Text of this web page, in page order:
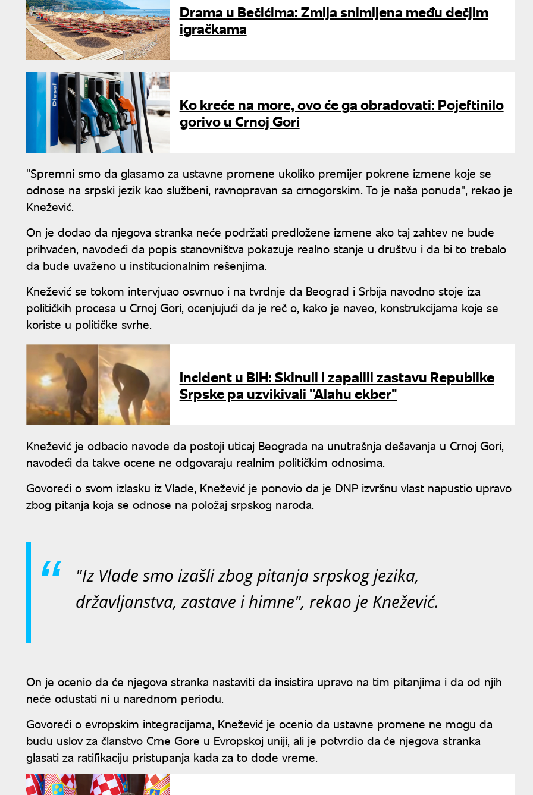
Drama u Bečićima: Zmija snimljena među dečjim
igračkama
Ko kreće na more, ovo će ga obradovati: Pojeftinilo
gorivo u Crnoj Gori
"Spremni smo da glasamo za ustavne promene ukoliko premijer pokrene izmene koje se
odnose na srpski jezik kao službeni, ravnopravan sa crnogorskim. To je naša ponuda", rekao je
Knežević.
On je dodao da njegova stranka neće podržati predložene izmene ako taj zahtev ne bude
prihvaćen, navodeći da popis stanovništva pokazuje realno stanje u društvu i da bi to trebalo
da bude uvaženo u institucionalnim rešenjima.
Knežević se tokom intervjuao osvrnuo i na tvrdnje da Beograd i Srbija navodno stoje iza
političkih procesa u Crnoj Gori, ocenjujući da je reč o, kako je naveo, konstrukcijama koje se
koriste u političke svrhe.
Incident u BiH: Skinuli i zapalili zastavu Republike
Srpske pa uzvikivali ''Alahu ekber"
Knežević je odbacio navode da postoji uticaj Beograda na unutrašnja dešavanja u Crnoj Gori,
navodeći da takve ocene ne odgovaraju realnim političkim odnosima.
Govoreći o svom izlasku iz Vlade, Knežević je ponovio da je DNP izvršnu vlast napustio upravo
zbog pitanja koja se odnose na položaj srpskog naroda.
"Iz Vlade smo izašli zbog pitanja srpskog jezika,
državljanstva, zastave i himne", rekao je Knežević.
On je ocenio da će njegova stranka nastaviti da insistira upravo na tim pitanjima i da od njih
neće odustati ni u narednom periodu.
Govoreći o evropskim integracijama, Knežević je ocenio da ustavne promene ne mogu da
budu uslov za članstvo Crne Gore u Evropskoj uniji, ali je potvrdio da će njegova stranka
glasati za ratifikaciju pristupanja kada za to dođe vreme.